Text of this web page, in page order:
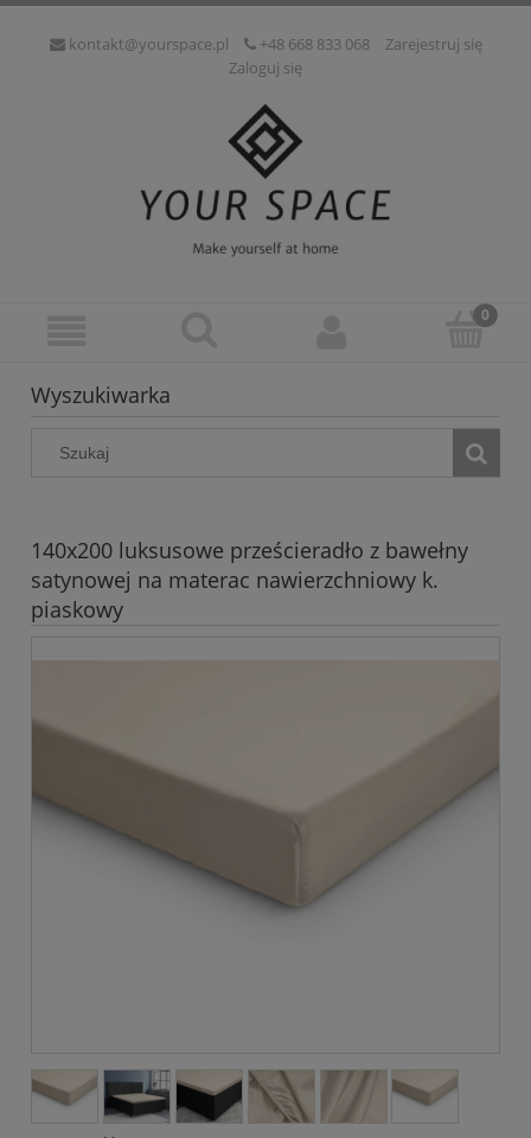
kontakt@yourspace.pl +48 668 833 068
Zarejestruj się
Zaloguj się
Wyszukiwarka
140x200 luksusowe prześcieradło z bawełny
satynowej na materac nawierzchniowy k.
piaskowy